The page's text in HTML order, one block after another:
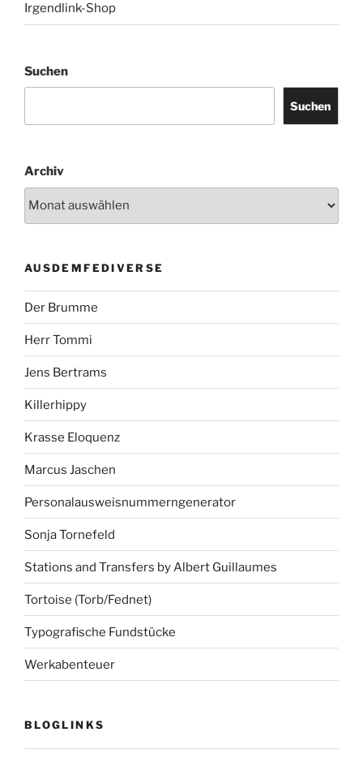
Irgendlink-Shop
Suchen
Suchen
Archiv
AUSDEMFEDIVERSE
Der Brumme
Herr Tommi
Jens Bertrams
Killerhippy
Krasse Eloquenz
Marcus Jaschen
Personalausweisnummerngenerator
Sonja Tornefeld
Stations and Transfers by Albert Guillaumes
Tortoise (Torb/Fednet)
Typografische Fundstücke
Werkabenteuer
BLOGLINKS